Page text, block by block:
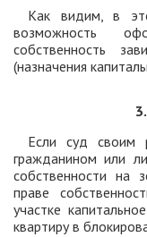
Как видим, в
возможность
собственность
(назначения
Если суд своим
гражданином или
собственности на
праве
участке
квартиру в